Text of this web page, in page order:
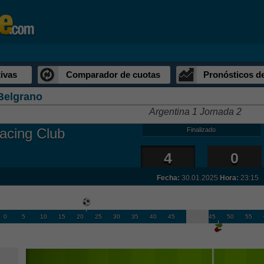
Comparador de cuotas Pronósticos
Argentina 1 Jornada 2
Club Finalizado
4 0
Fecha: 30.01.2025 Hora: 23:15
0 5 10 15 20 25 30 35 40 45 45 50 55